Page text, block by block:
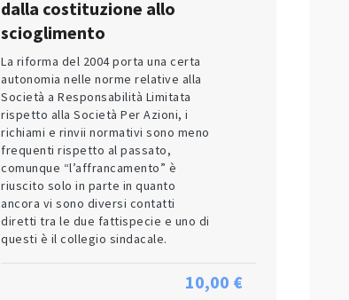
dalla costituzione allo
scioglimento
La riforma del 2004 porta una certa
autonomia nelle norme relative alla
Società a Responsabilità Limitata
rispetto alla Società Per Azioni, i
richiami e rinvii normativi sono meno
frequenti rispetto al passato,
comunque “l’affrancamento” è
riuscito solo in parte in quanto
ancora vi sono diversi contatti
diretti tra le due fattispecie e uno di
questi è il collegio sindacale.
10,00 €